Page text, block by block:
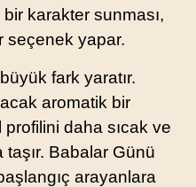
karakter sunması,
seçenek yapar.
fark yaratır.
aromatik bir
daha sıcak ve
Babalar Günü
arayanlara